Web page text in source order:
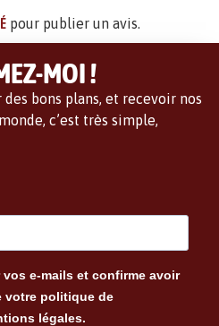
pour publier un avis.
MOI !
bons plans, et recevoir nos
c’est très simple,
e-mails et confirme avoir
votre politique de
légales.